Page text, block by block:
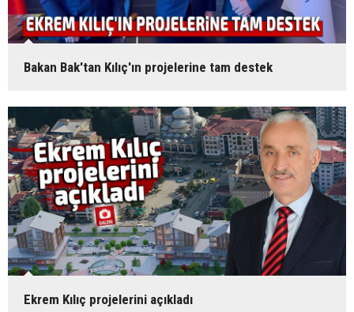
Bakan Bak'tan Kılıç'ın projelerine tam destek
Ekrem Kılıç projelerini açıkladı